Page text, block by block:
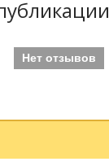
Нет отзывов